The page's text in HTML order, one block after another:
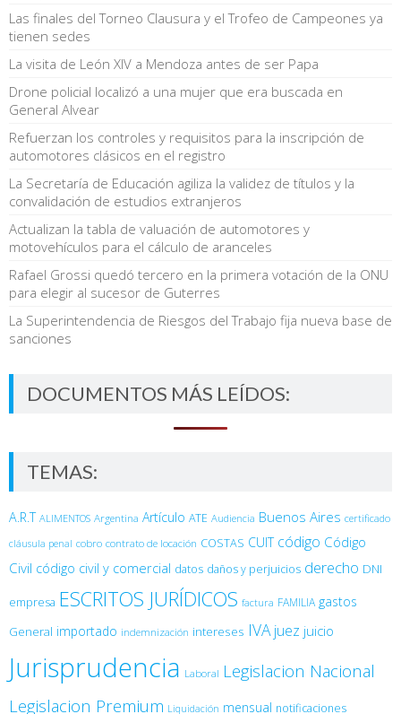
Las finales del Torneo Clausura y el Trofeo de Campeones ya
tienen sedes
La visita de León XIV a Mendoza antes de ser Papa
Drone policial localizó a una mujer que era buscada en
General Alvear
Refuerzan los controles y requisitos para la inscripción de
automotores clásicos en el registro
La Secretaría de Educación agiliza la validez de títulos y la
convalidación de estudios extranjeros
Actualizan la tabla de valuación de automotores y
motovehículos para el cálculo de aranceles
Rafael Grossi quedó tercero en la primera votación de la ONU
para elegir al sucesor de Guterres
La Superintendencia de Riesgos del Trabajo fija nueva base de
sanciones
DOCUMENTOS MÁS LEÍDOS:
TEMAS:
A.R.T ALIMENTOS Argentina Artículo ATE Audiencia Buenos Aires certificado
cláusula penal cobro contrato de locación COSTAS CUIT código Código
Civil código civil y comercial datos daños y perjuicios derecho DNI
empresa ESCRITOS JURÍDICOS factura FAMILIA gastos
General importado indemnización intereses IVA juez juicio
Jurisprudencia Laboral Legislacion Nacional
Legislacion Premium Liquidación mensual notificaciones